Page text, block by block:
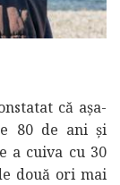
că așa-
80 de ani și
a cuiva cu 30
două ori mai